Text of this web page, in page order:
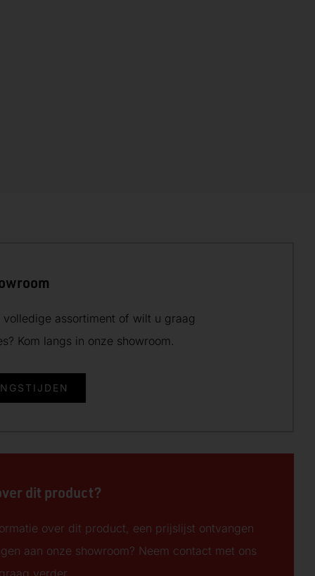
volledige assortiment of wilt u graag
Kom langs in onze showroom.
dit product?
over dit product, een prijslijst ontvangen
aan onze showroom? Neem contact met ons
verder.